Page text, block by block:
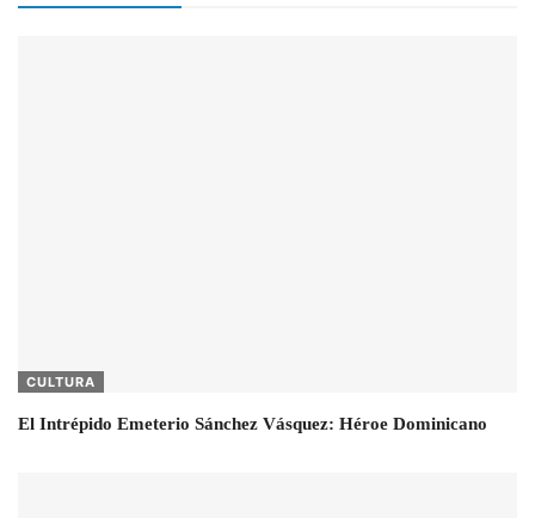
CULTURA
El Intrépido Emeterio Sánchez Vásquez: Héroe Dominicano